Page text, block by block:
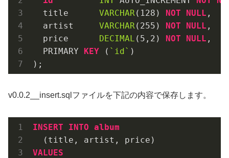
  title
VARCHAR( 128 ) NOT NULL ,
  artist
VARCHAR( 255 ) NOT NULL ,
  price
DECIMAL ( 5 , 2 ) NOT NULL ,
  PRIMARY
KEY ( `id` )
);
v0.0.2__insert.sqlファイルを下記の内容で保存します。
INSERT INTO album
VALUES